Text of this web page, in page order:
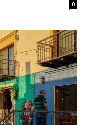
0